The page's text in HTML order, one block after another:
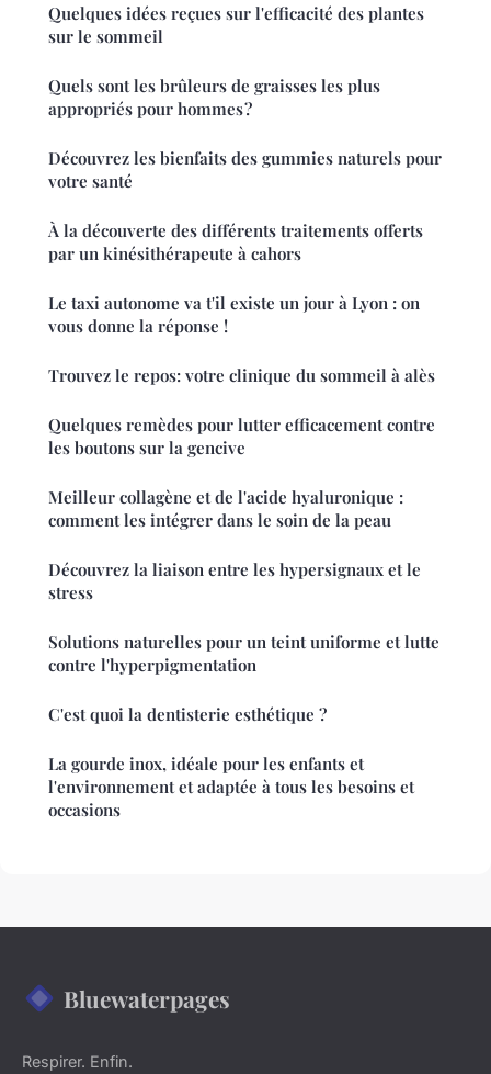
Quelques idées reçues sur l'efficacité des plantes
sur le sommeil
Quels sont les brûleurs de graisses les plus
appropriés pour hommes ?
Découvrez les bienfaits des gummies naturels pour
votre santé
À la découverte des différents traitements offerts
par un kinésithérapeute à cahors
Le taxi autonome va t'il existe un jour à Lyon : on
vous donne la réponse !
Trouvez le repos: votre clinique du sommeil à alès
Quelques remèdes pour lutter efficacement contre
les boutons sur la gencive
Meilleur collagène et de l'acide hyaluronique :
comment les intégrer dans le soin de la peau
Découvrez la liaison entre les hypersignaux et le
stress
Solutions naturelles pour un teint uniforme et lutte
contre l'hyperpigmentation
C'est quoi la dentisterie esthétique ?
La gourde inox, idéale pour les enfants et
l'environnement et adaptée à tous les besoins et
occasions
Bluewaterpages
Respirer. Enfin.